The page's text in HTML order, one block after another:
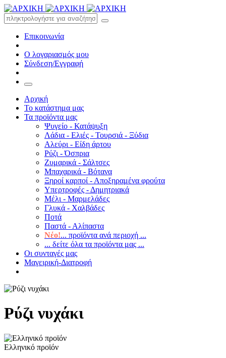
Επικοινωνία
Ο λογαριασμός μου
Σύνδεση/Εγγραφή
Αρχική
Το κατάστημα μας
Τα προϊόντα μας
Ψυγείο - Κατάψυξη
Λάδια - Ελιές - Τουρσιά - Ξύδια
Αλεύρι - Είδη άρτου
Ρύζι - Όσπρια
Ζυμαρικά - Σάλτσες
Μπαχαρικά - Βότανα
Ξηροί καρποί - Αποξηραμένα φρούτα
Υπερτροφές - Δημητριακά
Μέλι - Μαρμελάδες
Γλυκά - Χαλβάδες
Ποτά
Παστά - Αλίπαστα
Νέο!... προϊόντα ανά περιοχή ...
... δείτε όλα τα προϊόντα μας ...
Οι συνταγές μας
Μαγειρική-Διατροφή
Ρύζι νυχάκι
Ελληνικό προϊόν